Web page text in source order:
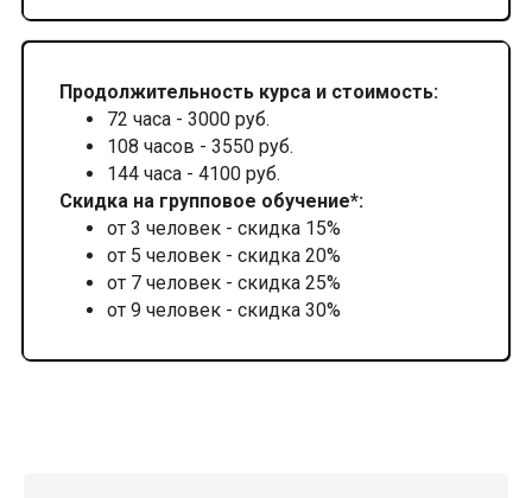
Продолжительность курса и стоимость:
72 часа - 3000 руб.
108 часов - 3550 руб.
144 часа - 4100 руб.
Скидка на групповое обучение*:
от 3 человек - скидка 15%
от 5 человек - скидка 20%
от 7 человек - скидка 25%
от 9 человек - скидка 30%